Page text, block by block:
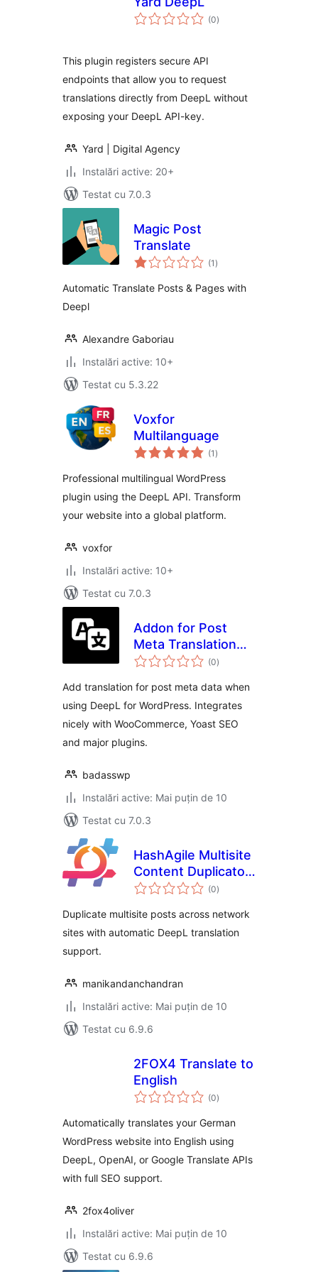
(0total
aprecieri
)
This plugin registers secure API
endpoints that allow you to request
translations directly from DeepL without
exposing your DeepL API-key.
Yard | Digital Agency
Instalări active: 20+
Testat cu 7.0.3
Magic Post
Translate
(1 total
aprecieri
)
Automatic Translate Posts & Pages with
Deepl
Alexandre Gaboriau
Instalări active: 10+
Testat cu 5.3.22
Voxfor
Multilanguage
(1 total
aprecieri
)
Professional multilingual WordPress
plugin using the DeepL API. Transform
your website into a global platform.
voxfor
Instalări active: 10+
Testat cu 7.0.3
Addon for Post
Meta Translation
using DeepL(0total
aprecieri
)
Add translation for post meta data when
using DeepL for WordPress. Integrates
nicely with WooCommerce, Yoast SEO
and major plugins.
badasswp
Instalări active: Mai puțin de 10
Testat cu 7.0.3
HashAgile Multisite
Content Duplicator
& Translator (0total
aprecieri
)
Duplicate multisite posts across network
sites with automatic DeepL translation
support.
manikandanchandran
Instalări active: Mai puțin de 10
Testat cu 6.9.6
2FOX4 Translate to
English
(0total
aprecieri
)
Automatically translates your German
WordPress website into English using
DeepL, OpenAI, or Google Translate APIs
with full SEO support.
2fox4oliver
Instalări active: Mai puțin de 10
Testat cu 6.9.6